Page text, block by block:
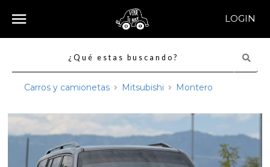
LOGIN
Carros y camionetas Mitsubishi Montero